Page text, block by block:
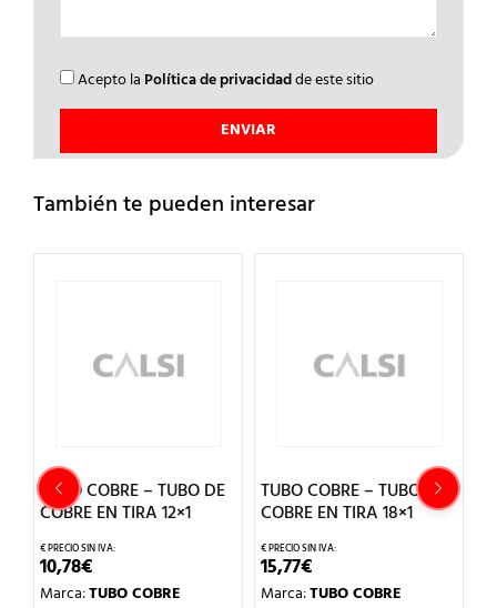
Acepto la Política de privacidadde este sitio
También te pueden interesar
– TUBO DE
12×1
COBRE
TUBO COBRE – TUBO DE
COBRE EN TIRA 18×1
Marca:
TUBO COBRE
TUBO COBRE –
COBRE EN ROLLO
Marca: